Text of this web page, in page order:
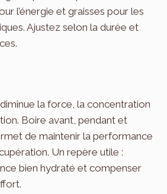
l’énergie et graisses pour les
Ajustez selon la durée et
la force, la concentration
Boire avant, pendant et
de maintenir la performance
Un repère utile :
bien hydraté et compenser